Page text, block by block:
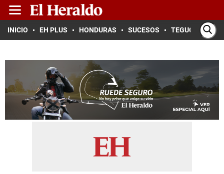
INICIO EH PLUS HONDURAS SUCESOS TEGUCIGALPA